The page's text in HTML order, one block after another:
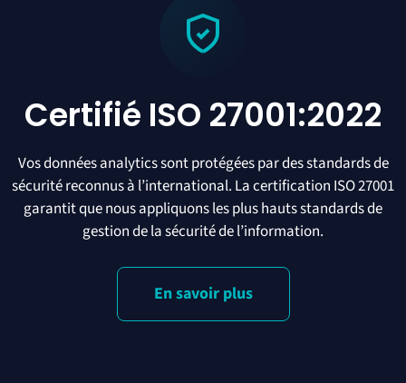
Certifié ISO 27001:2022
Vos données analytics sont protégées par des standards de
sécurité reconnus à l’international. La certification ISO 27001
garantit que nous appliquons les plus hauts standards de
gestion de la sécurité de l’information.
En savoir plus